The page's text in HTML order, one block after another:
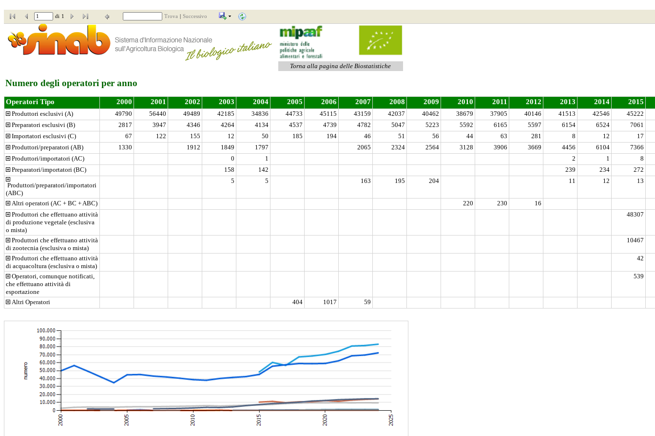
di 1 Trova Successivo
Torna alla pagina delle Biostatistiche
Numero degli operatori per anno
Operatori Tipo 2000 2001 2002 2003 2004 2005 2006 2007 2008 2009 2010 2011 2012 2013 2014 2015
Produttori esclusivi (A) 49790 56440 49489 42185 34836 44733 45115 43159 42037 40462 38679 37905 40146 41513 42546
45222
Preparatori esclusivi (B)
2817 3947 4346 4264 4134 4537 4739 4782 5047 5223 5592 6165 5597 6154 6524
7061
Importatori esclusivi (C)
67 122 155 12 50 185 194 46 51 56 44 63 281 8 12
17
Produttori/preparatori (AB)
1330 1912 1849 1797 2065 2324 2564 3128 3906 3669 4456 6104
7366
Produttori/importatori (AC)
0 1 2 1
8
Preparatori/importatori (BC)
158 142 239 234 272
Produttori/preparatori/importatori
(ABC)
5 5 163 195 204 11 12 13
Altri operatori (AC + BC + ABC) 220 230
16
Produttori che effettuano attività
di produzione vegetale (esclusiva
o mista)
48307
Produttori che effettuano attività
di zootecnia (esclusiva o mista)
10467
Produttori che effettuano attività
di acquacoltura (esclusiva o mista)
42
Operatori, comunque notificati,
che effettuano attività di
esportazione
539
Altri Operatori 404 1017 59